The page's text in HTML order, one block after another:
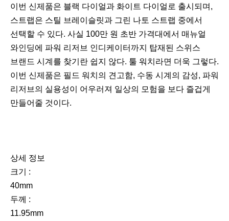
이번 신제품은 블랙 다이얼과 화이트 다이얼로 출시되며,
스트랩은 스틸 브레이슬릿과 그린 나토 스트랩 중에서
선택할 수 있다. 사실 100만 원 초반 가격대에서 매뉴얼
와인딩에 파워 리저브 인디케이터까지 탑재된 스위스
브랜드 시계를 찾기란 쉽지 않다. 툴 워치라면 더욱 그렇다.
이번 신제품은 필드 워치의 견고함, 수동 시계의 감성, 파워
리저브의 실용성이 어우러져 일상의 모험을 보다 즐겁게
만들어줄 것이다.
전
음
상세 정보
크기 :
40mm
두께 :
11.95mm